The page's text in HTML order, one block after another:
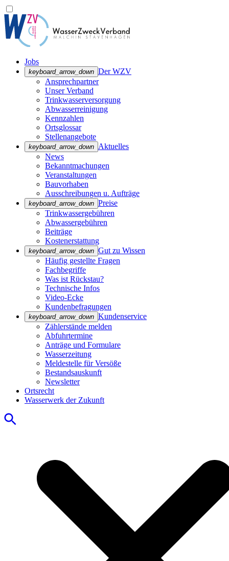
Jobs
keyboard_arrow_down Der WZV
Ansprechpartner
Unser Verband
Trinkwasser­versorgung
Abwasserreinigung
Kennzahlen
Ortsglossar
Stellenangebote
keyboard_arrow_down Aktuelles
News
Bekanntmachungen
Veranstaltungen
Bauvorhaben
Ausschreibungen u. Aufträge
keyboard_arrow_down Preise
Trinkwassergebühren
Abwassergebühren
Beiträge
Kostenerstattung
keyboard_arrow_down Gut zu Wissen
Häufig gestellte Fragen
Fachbegriffe
Was ist Rückstau?
Technische Infos
Video-Ecke
Kundenbefragungen
keyboard_arrow_down Kundenservice
Zählerstände melden
Abfuhrtermine
Anträge und Formulare
Wasserzeitung
Meldestelle für Versöße
Bestandsauskunft
Newsletter
Ortsrecht
Wasserwerk der Zukunft